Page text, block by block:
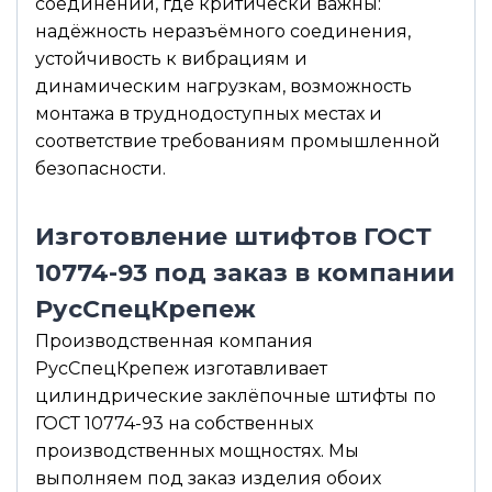
надёжность неразъёмного соединения,
устойчивость к вибрациям и
динамическим нагрузкам, возможность
монтажа в труднодоступных местах и
соответствие требованиям промышленной
безопасности.
Изготовление штифтов ГОСТ
10774-93 под заказ в компании
РусСпецКрепеж
Производственная компания
РусСпецКрепеж изготавливает
цилиндрические заклёпочные штифты по
ГОСТ 10774-93 на собственных
производственных мощностях. Мы
выполняем под заказ изделия обоих